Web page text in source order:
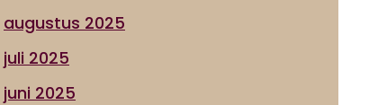
augustus 2025
juli 2025
juni 2025